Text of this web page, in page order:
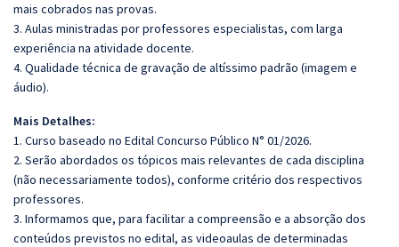
mais cobrados nas provas.
3. Aulas ministradas por professores especialistas, com larga
experiência na atividade docente.
4. Qualidade técnica de gravação de altíssimo padrão (imagem e
áudio).
Mais Detalhes:
1. Curso baseado no Edital Concurso Público N° 01/2026.
2. Serão abordados os tópicos mais relevantes de cada disciplina
(não necessariamente todos), conforme critério dos respectivos
professores.
3. Informamos que, para facilitar a compreensão e a absorção dos
conteúdos previstos no edital, as videoaulas de determinadas